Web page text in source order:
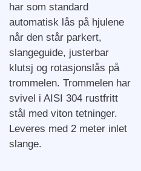
har som standard
automatisk lås på hjulene
når den står parkert,
slangeguide, justerbar
klutsj og rotasjonslås på
trommelen. Trommelen har
svivel i AISI 304 rustfritt
stål med viton tetninger.
Leveres med 2 meter inlet
slange.